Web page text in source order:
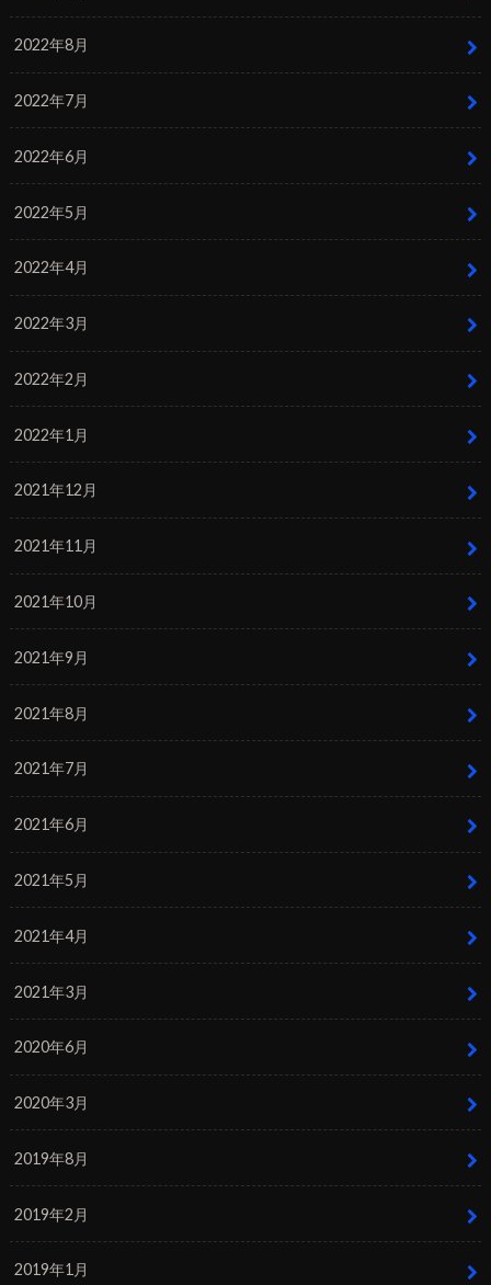
2022年8月
2022年7月
2022年6月
2022年5月
2022年4月
2022年3月
2022年2月
2022年1月
2021年12月
2021年11月
2021年10月
2021年9月
2021年8月
2021年7月
2021年6月
2021年5月
2021年4月
2021年3月
2020年6月
2020年3月
2019年8月
2019年2月
2019年1月